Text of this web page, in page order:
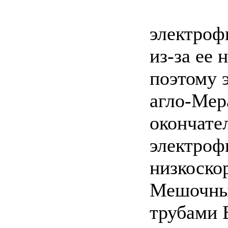
из-за ее
поэтому
агло-
трубами